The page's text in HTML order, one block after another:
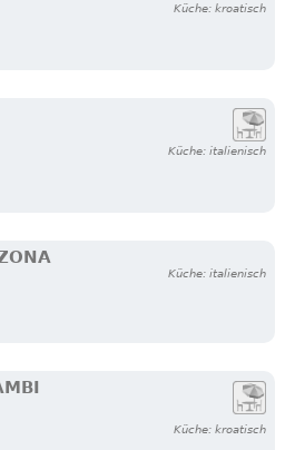
Küche: kroatisch
Küche: italienisch
Küche: italienisch
Küche: kroatisch